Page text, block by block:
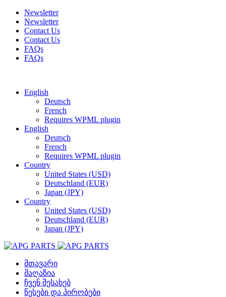
Newsletter
Newsletter
Contact Us
Contact Us
FAQs
FAQs
English
Deutsch
French
Requires WPML plugin
English
Deutsch
French
Requires WPML plugin
Country
United States (USD)
Deutschland (EUR)
Japan (JPY)
Country
United States (USD)
Deutschland (EUR)
Japan (JPY)
მთავარი
მაღაზია
ჩვენ შესახებ
წესები და პირობები